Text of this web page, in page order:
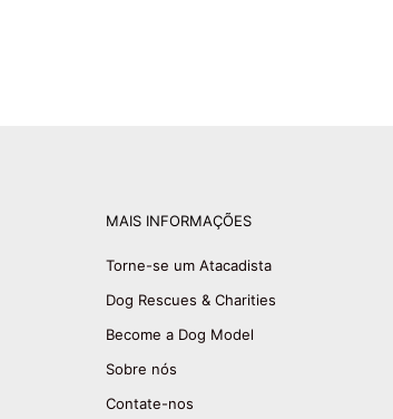
MAIS INFORMAÇÕES
Torne-se um Atacadista
Dog Rescues & Charities
Become a Dog Model
Sobre nós
Contate-nos